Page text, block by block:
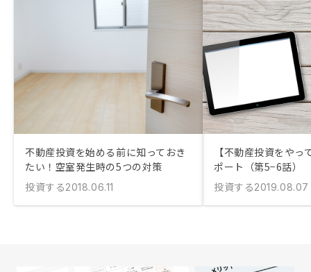
不動産投資を始める前に知っておき
たい！空室発生時の5つの対策
投資する2018.06.11
【不動産投資をやっ
ポート（第5−6話）
投資する2019.08.07